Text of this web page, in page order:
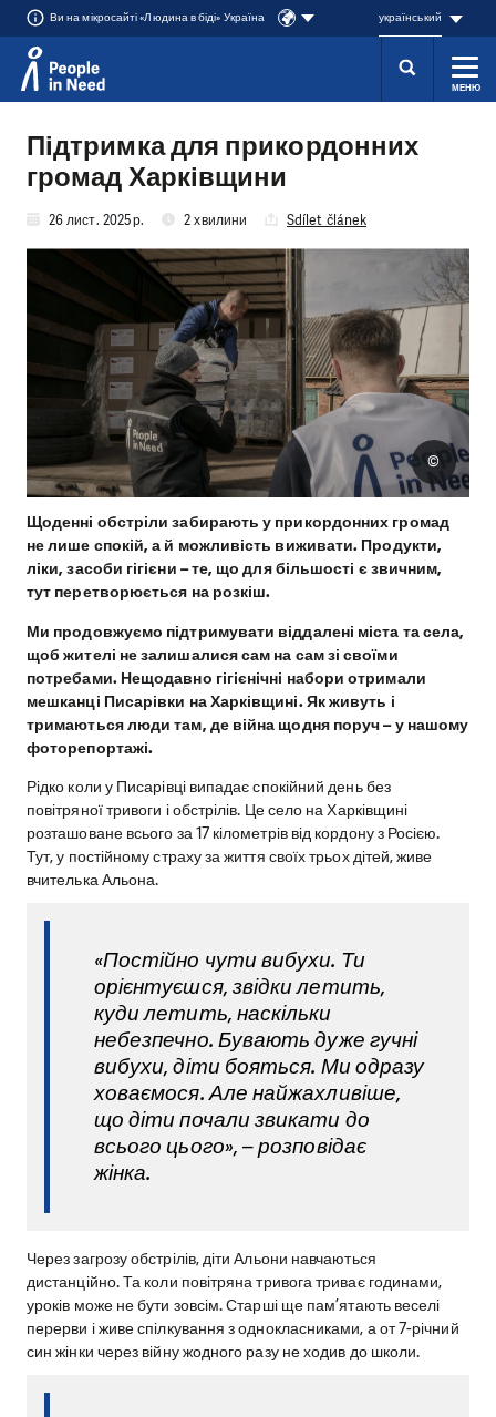
Ви на мікросайті «Людина в біді» Україна український
МЕНЮ
Підтримка для прикордонних
громад Харківщини
26 лист. 2025 р. 2 хвилини Sdílet článek
Щоденні обстріли забирають у прикордонних громад
не лише спокій, а й можливість виживати. Продукти,
ліки, засоби гігієни – те, що для більшості є звичним,
тут перетворюється на розкіш.
Ми продовжуємо підтримувати віддалені міста та села,
щоб жителі не залишалися сам на сам зі своїми
потребами. Нещодавно гігієнічні набори отримали
мешканці Писарівки на Харківщині. Як живуть і
тримаються люди там, де війна щодня поруч – у нашому
фоторепортажі.
©
Рідко коли у Писарівці випадає спокійний день без
повітряної тривоги і обстрілів. Це село на Харківщині
розташоване всього за 17 кілометрів від кордону з Росією.
Тут, у постійному страху за життя своїх трьох дітей, живе
вчителька Альона.
«Постійно чути вибухи. Ти
орієнтуєшся, звідки летить,
куди летить, наскільки
небезпечно. Бувають дуже гучні
вибухи, діти бояться. Ми одразу
ховаємося. Але найжахливіше,
що діти почали звикати до
всього цього», – розповідає
жінка.
Через загрозу обстрілів, діти Альони навчаються
дистанційно. Та коли повітряна тривога триває годинами,
уроків може не бути зовсім. Старші ще пам’ятають веселі
перерви і живе спілкування з однокласниками, а от 7-річний
син жінки через війну жодного разу не ходив до школи.